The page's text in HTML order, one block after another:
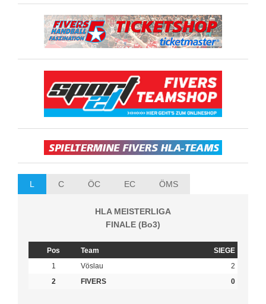
L C ÖC EC ÖMS
HLA MEISTERLIGA
FINALE (Bo3)
Pos Team
SIEGE
1
Vöslau
2
2
FIVERS 0